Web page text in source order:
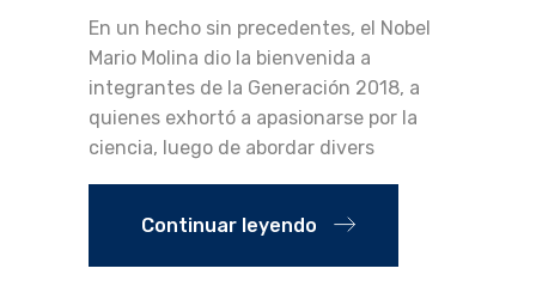
En un hecho sin precedentes, el Nobel
Mario Molina dio la bienvenida a
integrantes de la Generación 2018, a
quienes exhortó a apasionarse por la
ciencia, luego de abordar divers
Continuar leyendo